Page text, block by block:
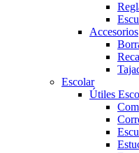
Accesorios
Escolar
Útiles